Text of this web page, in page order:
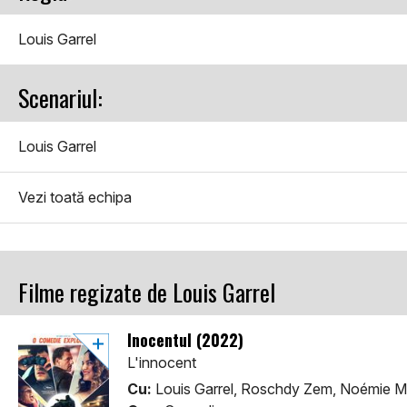
Louis Garrel
Scenariul:
Louis Garrel
Vezi toată echipa
Filme regizate de Louis Garrel
Inocentul (2022)
L'innocent
Cu: Louis Garrel, Roschdy Zem, Noémie